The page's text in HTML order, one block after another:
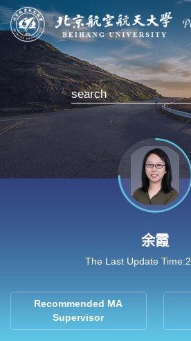
余霞
The Last Update Time:
Recommended MA
Supervisor